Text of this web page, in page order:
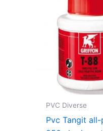
PVC Diverse
Pvc Tangit